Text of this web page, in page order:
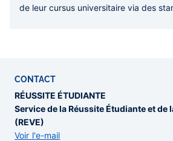
de leur cursus universitaire via des
CONTACT
RÉUSSITE ÉTUDIANTE
Service de la Réussite Étudiante et de
(REVE)
Voir l'e-mail